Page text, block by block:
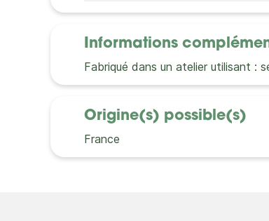
Informations
Fabriqué dans un atelier utilisant :
Origine(s) possible(s)
France